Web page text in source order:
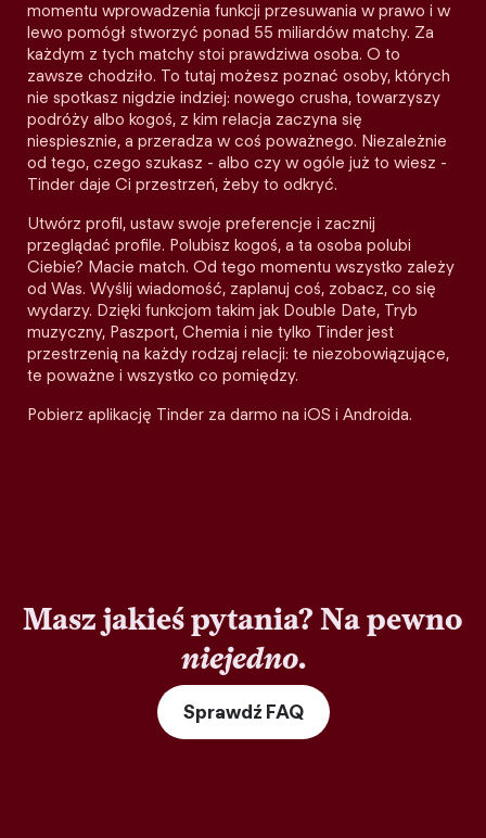
momentu wprowadzenia funkcji przesuwania w prawo i w
lewo pomógł stworzyć ponad 55 miliardów matchy. Za
każdym z tych matchy stoi prawdziwa osoba. O to
zawsze chodziło. To tutaj możesz poznać osoby, których
nie spotkasz nigdzie indziej: nowego crusha, towarzyszy
podróży albo kogoś, z kim relacja zaczyna się
niespiesznie, a przeradza w coś poważnego. Niezależnie
od tego, czego szukasz - albo czy w ogóle już to wiesz -
Tinder daje Ci przestrzeń, żeby to odkryć.
Utwórz profil, ustaw swoje preferencje i zacznij
przeglądać profile. Polubisz kogoś, a ta osoba polubi
Ciebie? Macie match. Od tego momentu wszystko zależy
od Was. Wyślij wiadomość, zaplanuj coś, zobacz, co się
wydarzy. Dzięki funkcjom takim jak Double Date, Tryb
muzyczny, Paszport, Chemia i nie tylko Tinder jest
przestrzenią na każdy rodzaj relacji: te niezobowiązujące,
te poważne i wszystko co pomiędzy.
Pobierz aplikację Tinder za darmo na iOS i Androida.
Masz jakieś pytania? Na pewno
niejedno.
Sprawdź FAQ